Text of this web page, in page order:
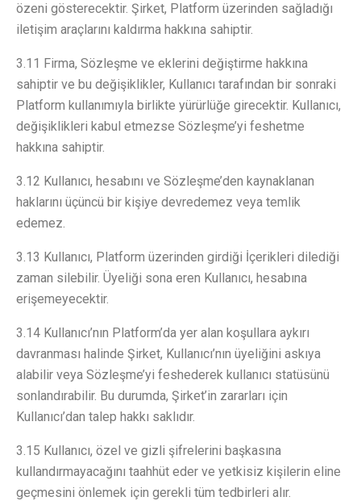
özeni gösterecektir. Şirket, Platform üzerinden sağladığı
iletişim araçlarını kaldırma hakkına sahiptir.
3.11 Firma, Sözleşme ve eklerini değiştirme hakkına
sahiptir ve bu değişiklikler, Kullanıcı tarafından bir sonraki
Platform kullanımıyla birlikte yürürlüğe girecektir. Kullanıcı,
değişiklikleri kabul etmezse Sözleşme’yi feshetme
hakkına sahiptir.
3.12 Kullanıcı, hesabını ve Sözleşme’den kaynaklanan
haklarını üçüncü bir kişiye devredemez veya temlik
edemez.
3.13 Kullanıcı, Platform üzerinden girdiği İçerikleri dilediği
zaman silebilir. Üyeliği sona eren Kullanıcı, hesabına
erişemeyecektir.
3.14 Kullanıcı’nın Platform’da yer alan koşullara aykırı
davranması halinde Şirket, Kullanıcı’nın üyeliğini askıya
alabilir veya Sözleşme’yi feshederek kullanıcı statüsünü
sonlandırabilir. Bu durumda, Şirket’in zararları için
Kullanıcı’dan talep hakkı saklıdır.
3.15 Kullanıcı, özel ve gizli şifrelerini başkasına
kullandırmayacağını taahhüt eder ve yetkisiz kişilerin eline
geçmesini önlemek için gerekli tüm tedbirleri alır.